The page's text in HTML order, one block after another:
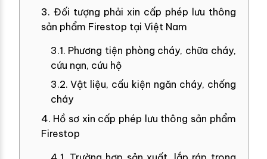
3. Đối tượng phải xin cấp phép lưu thông
sản phẩm Firestop tại Việt Nam
3.1. Phương tiện phòng cháy, chữa cháy,
cứu nạn, cứu hộ
3.2. Vật liệu, cấu kiện ngăn cháy, chống
cháy
4. Hồ sơ xin cấp phép lưu thông sản phẩm
Firestop